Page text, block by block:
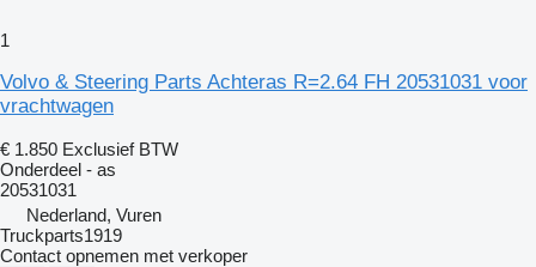
1
Volvo & Steering Parts Achteras R=2.64 FH 20531031 voor
vrachtwagen
€ 1.850 Exclusief BTW
Onderdeel - as
20531031
Nederland, Vuren
Truckparts1919
Contact opnemen met verkoper